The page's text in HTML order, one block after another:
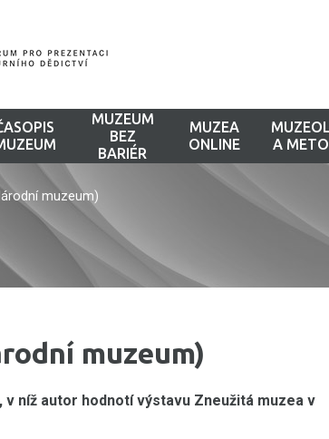
MUZEUM
BEZ
BARIÉR
MUZEA
ONLINE
A
muzeum)
muzeum)
níž autor hodnotí výstavu Zneužitá muzea v